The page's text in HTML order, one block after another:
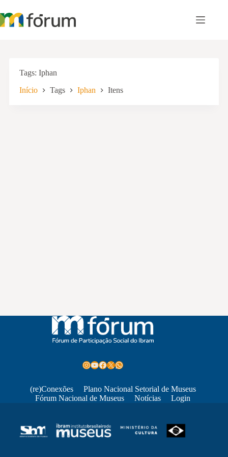
para
o
Tags Iphan
Início Tags Iphan Itens
Instagram
Youtube
Facebook
X WhatsApp
(re)Conexões
Plano Nacional Setorial de Museus
Fórum Nacional de Museus
Notícias Login